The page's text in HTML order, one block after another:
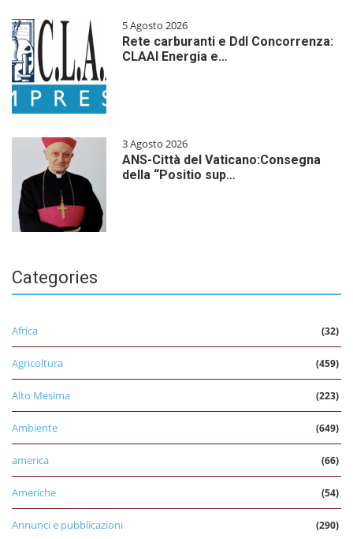
5 Agosto 2026
Rete carburanti e Ddl Concorrenza:
CLAAI Energia e…
3 Agosto 2026
ANS-Città del Vaticano:Consegna
della “Positio sup…
Categories
Africa (32)
Agricoltura (459)
Alto Mesima (223)
Ambiente (649)
america (66)
Americhe (54)
Annunci e pubblicazioni (290)